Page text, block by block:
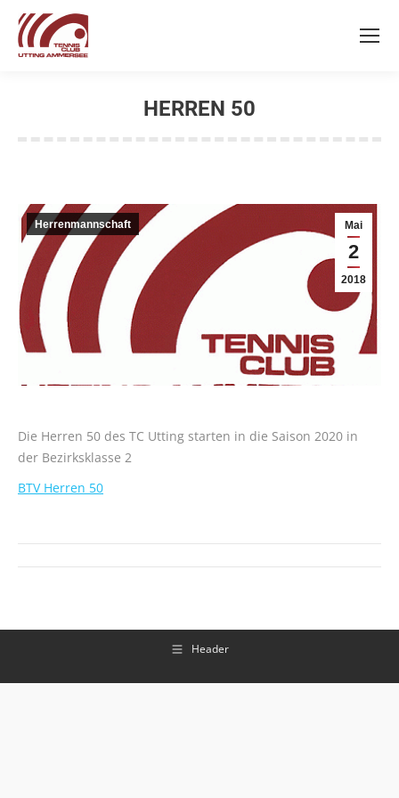
HERREN 50
Mai
2
2018
Herrenmannschaft
Die Herren 50 des TC Utting starten in die Saison 2020 in
der Bezirksklasse 2
BTV Herren 50
Kommentarnavigation
Header